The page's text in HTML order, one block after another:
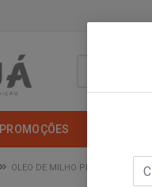
PROMOÇÕES
OLEO DE MILHO PET 900ML LIZA